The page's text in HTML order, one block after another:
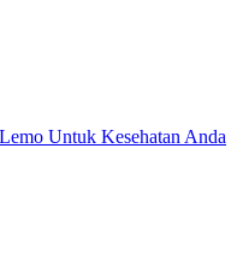
Untuk Kesehatan Anda